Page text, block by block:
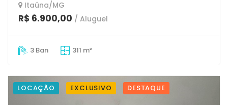
Itaúna/MG
R$ 6.900,00 / Aluguel
3 Ban 311 m²
LOCAÇÃO EXCLUSIVO DESTAQUE